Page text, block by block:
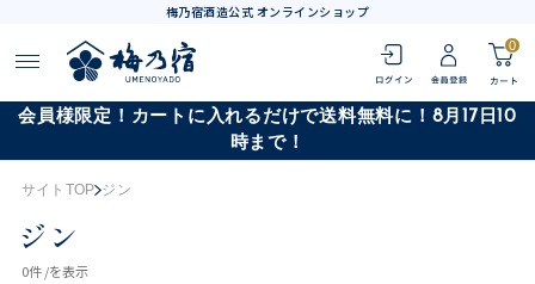
梅乃宿酒造公式 オンラインショップ
0
会員様限定！カートに入れるだけで送料無料に！8月17日10
時まで！
サイトTOP ジン
ジン
0件 /を表示